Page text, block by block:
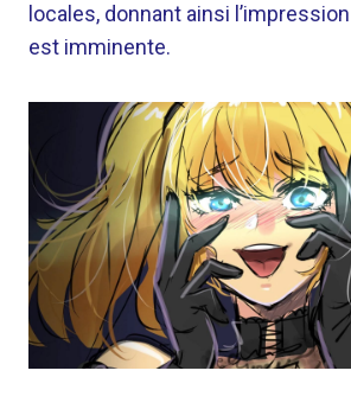
locales, donnant ainsi
est imminente.